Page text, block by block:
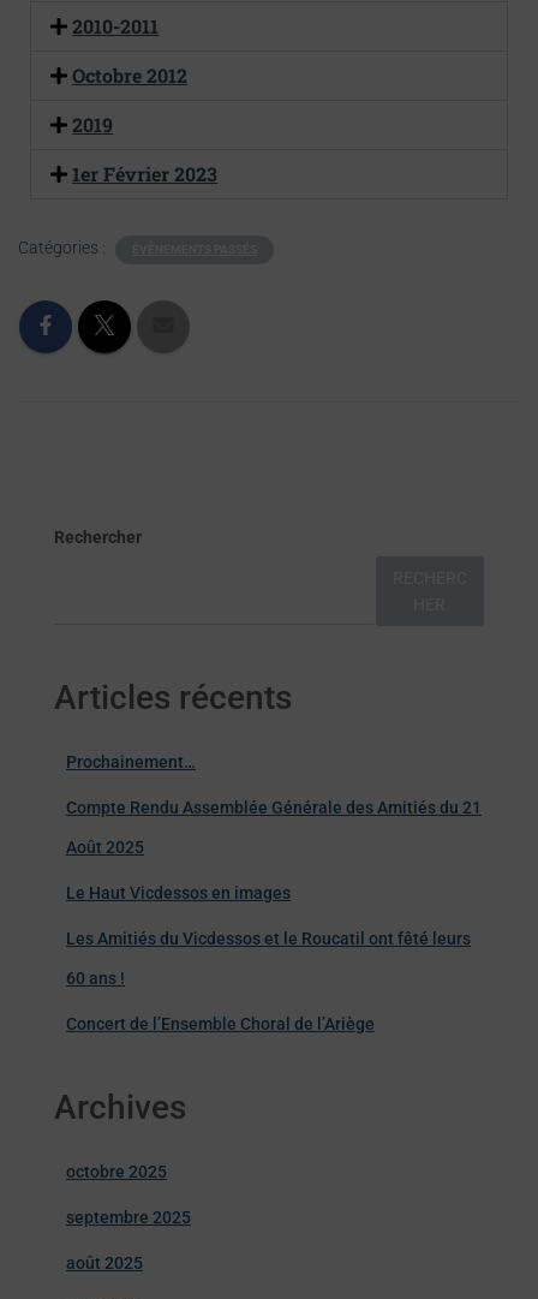
2010-2011
Octobre 2012
2019
1er Février 2023
Catégories :
Rechercher
Articles récents
Prochainement…
Compte Rendu Assemblée Générale des Amitiés du 21
Août 2025
Le Haut Vicdessos en images
Les Amitiés du Vicdessos et le Roucatil ont fêté leurs
60 ans !
Concert de l’Ensemble Choral de l’Ariège
Archives
octobre 2025
septembre 2025
août 2025